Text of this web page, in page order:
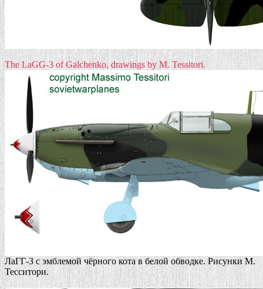
The LaGG-3 of Galchenko, drawings by M. Tessitori.
ЛаГГ-3 с эмблемой чёрного кота в белой обводке. Рисунки М.
Тесситори.